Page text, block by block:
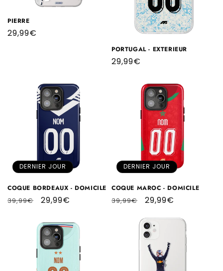
PIERRE
Prix
29,99€
PORTUGAL - EXTERIEUR
Prix
29,99€
DERNIER JOUR
COQUE BORDEAUX - DOMICILE
Prix
39,99€
Prix
29,99€
DERNIER JOUR
COQUE MAROC - DOMICILE
Prix
39,99€
Prix
29,99€